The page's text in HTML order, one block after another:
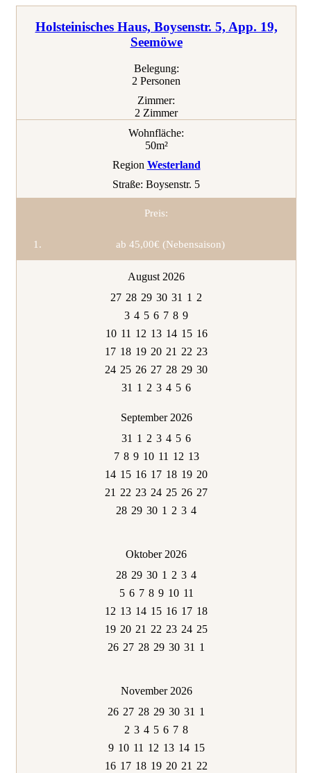
Holsteinisches Haus, Boysenstr. 5, App. 19,
Seemöwe
Belegung:
2 Personen
Zimmer:
2 Zimmer
Wohnfläche:
50m²
Region Westerland
Straße: Boysenstr. 5
Preis:
ab 45,00€ (Nebensaison)
August 2026
27 28 29 30 31 1 2
3 4 5 6 7 8 9
10 11 12 13 14 15 16
17 18 19 20 21 22 23
24 25 26 27 28 29 30
31 1 2 3 4 5 6
September 2026
31 1 2 3 4 5 6
7 8 9 10 11 12 13
14 15 16 17 18 19 20
21 22 23 24 25 26 27
28 29 30 1 2 3 4
Oktober 2026
28 29 30 1 2 3 4
5 6 7 8 9 10 11
12 13 14 15 16 17 18
19 20 21 22 23 24 25
26 27 28 29 30 31 1
November 2026
26 27 28 29 30 31 1
2 3 4 5 6 7 8
9 10 11 12 13 14 15
16 17 18 19 20 21 22